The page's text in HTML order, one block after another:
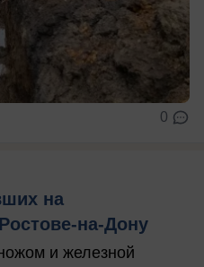
0
на
на-Дону
и железной